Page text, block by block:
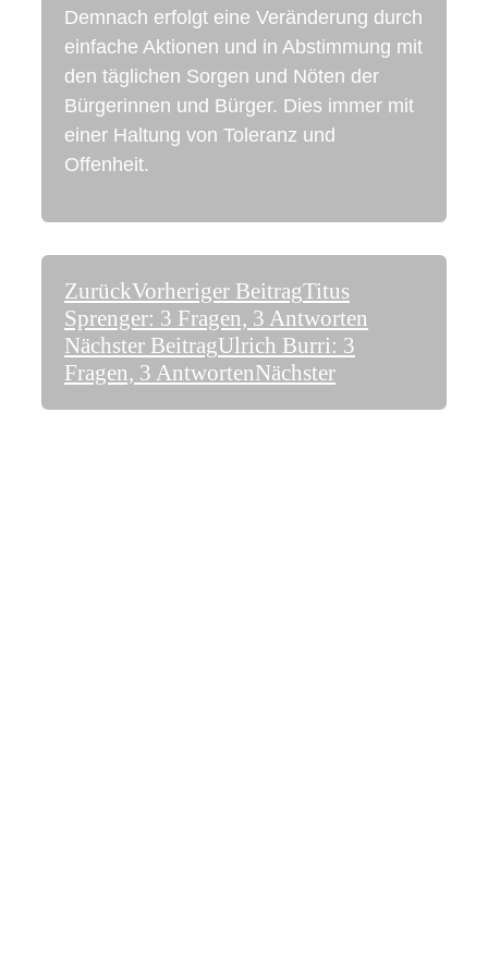
Demnach erfolgt eine Veränderung durch
einfache Aktionen und in Abstimmung mit
den täglichen Sorgen und Nöten der
Bürgerinnen und Bürger. Dies immer mit
einer Haltung von Toleranz und
Offenheit.
ZurückVorheriger BeitragTitus
Sprenger: 3 Fragen, 3 Antworten
Nächster BeitragUlrich Burri: 3
Fragen, 3 AntwortenNächster